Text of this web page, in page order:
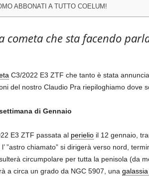
ABBONATI A TUTTO COELUM!
cometa che sta facendo
C3/2022 E3 ZTF che tanto è stata
del nostro Claudio Pra riepiloghiamo dove
di Gennaio
E3 ZTF passata al perielioil 12 gennaio,
l’ ”astro chiamato” si dirigerà verso nord,
circumpolare per tutta la penisola (da
a circa un grado da NGC 5907, una